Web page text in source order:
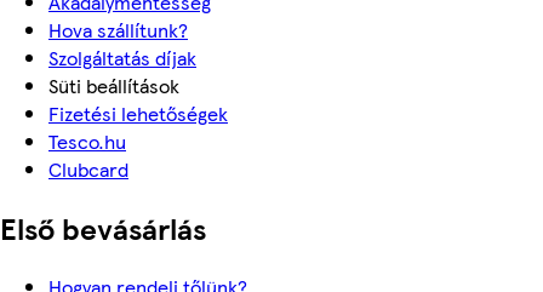
Hova szállítunk?
Szolgáltatás díjak
Süti beállítások
Fizetési lehetőségek
Tesco.hu
Clubcard
Első bevásárlás
Hogyan rendelj tőlünk?